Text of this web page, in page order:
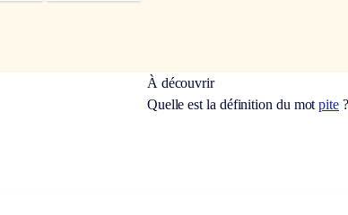
À découvrir
Quelle est la définition du motpite ?